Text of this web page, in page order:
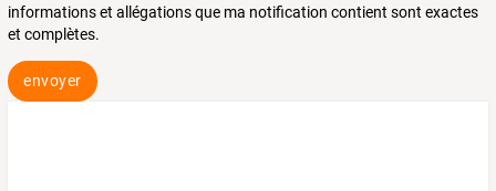
informations et allégations que ma notification contient sont exactes
et complètes.
envoyer